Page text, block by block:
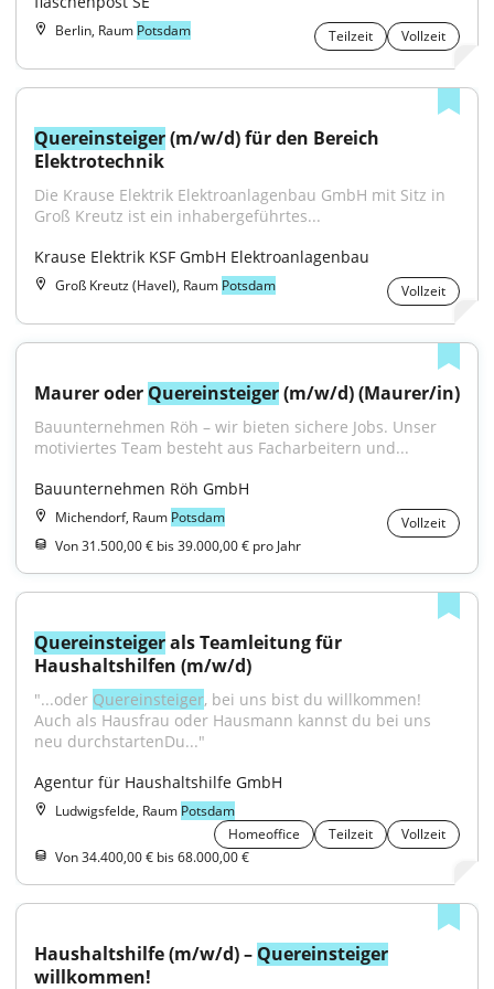
Berlin, Raum Potsdam Teilzeit Vollzeit
Quereinsteiger (m/w/d) für den Bereich
Elektrotechnik
Die Krause Elektrik Elektroanlagenbau GmbH mit Sitz in
Groß Kreutz ist ein inhabergeführtes...
Krause Elektrik KSF GmbH Elektroanlagenbau
Groß Kreutz (Havel), Raum Potsdam Vollzeit
Maurer oder Quereinsteiger (m/w/d) (Maurer/in)
Bauunternehmen Röh – wir bieten sichere Jobs. Unser
motiviertes Team besteht aus Facharbeitern und...
Bauunternehmen Röh GmbH
Michendorf, Raum Potsdam
Vollzeit
Von 31.500,00 € bis 39.000,00 € pro Jahr
Quereinsteiger als Teamleitung für
Haushaltshilfen (m/w/d)
"...oder Quereinsteiger, bei uns bist du willkommen!
Auch als Hausfrau oder Hausmann kannst du bei uns
neu durchstartenDu..."
Agentur für Haushaltshilfe GmbH
Ludwigsfelde, Raum Potsdam
Homeoffice
Teilzeit
Vollzeit
Von 34.400,00 € bis 68.000,00 €
Haushaltshilfe (m/w/d) – Quereinsteiger
willkommen!